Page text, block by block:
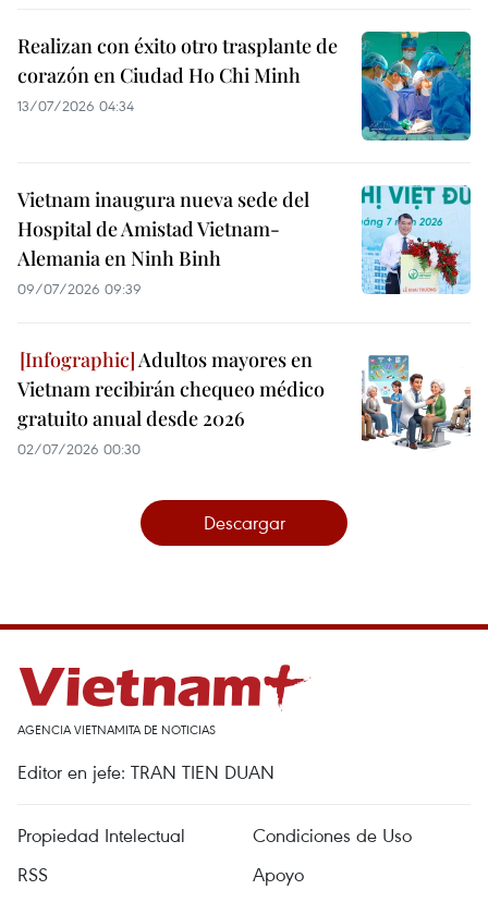
Realizan con éxito otro trasplante de
corazón en Ciudad Ho Chi Minh
13/07/2026 04:34
Vietnam inaugura nueva sede del
Hospital de Amistad Vietnam-
Alemania en Ninh Binh
09/07/2026 09:39
Adultos mayores en
Vietnam recibirán chequeo médico
gratuito anual desde 2026
02/07/2026 00:30
Descargar
AGENCIA VIETNAMITA DE NOTICIAS
Editor en jefe: TRAN TIEN DUAN
Propiedad Intelectual
Condiciones de Uso
RSS
Apoyo